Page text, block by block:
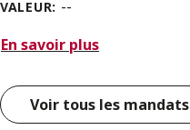
VALEUR: --
En savoir plus
Voir tous les